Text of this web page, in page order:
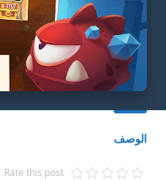
الوصف
Rate this post